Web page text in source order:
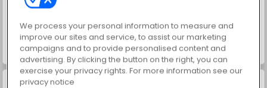
Masha and the Bear: Meadows Scala 40
We process your personal information to measure and
improve our sites and service, to assist our marketing
campaigns and to provide personalised content and
advertising. By clicking the button on the right, you can
exercise your privacy rights. For more information see our
privacy notice